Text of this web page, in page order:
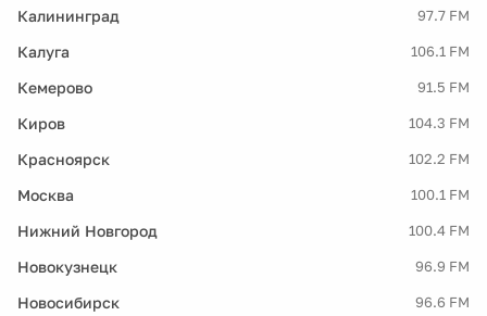
Калининград 97.7 FM
Калуга 106.1 FM
Кемерово 91.5 FM
Киров 104.3 FM
Красноярск 102.2 FM
Москва 100.1 FM
Нижний Новгород 100.4 FM
Новокузнецк 96.9 FM
Новосибирск 96.6 FM